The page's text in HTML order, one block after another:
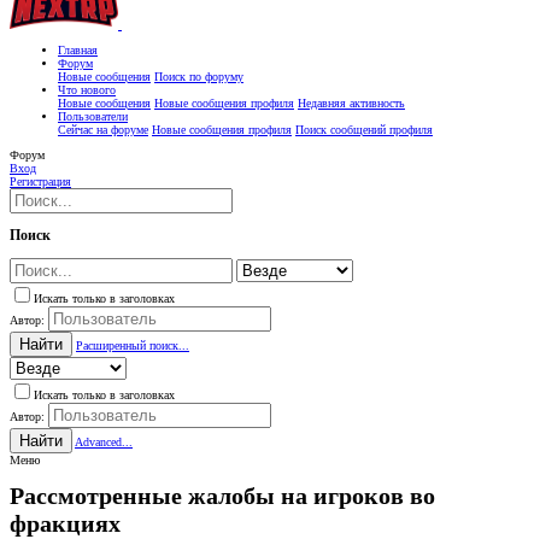
Главная
Форум
Новые сообщения Поиск по форуму
Что нового
Новые сообщения Новые сообщения профиля Недавняя активность
Пользователи
Сейчас на форуме Новые сообщения профиля Поиск сообщений профиля
Форум
Вход
Регистрация
Поиск
Искать только в заголовках
Автор:
Найти Расширенный поиск...
Искать только в заголовках
Автор:
Найти
Advanced...
Меню
Рассмотренные жалобы на игроков во
фракциях